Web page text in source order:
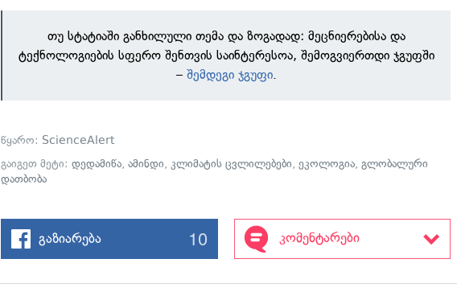
თუ სტატიაში განხილული თემა და ზოგადად: მეცნიერებისა და
ტექნოლოგიების სფერო შენთვის საინტერესოა, შემოგვიერთდი ჯგუფში
–შემდეგი ჯგუფი.
წყარო: ScienceAlert
გაიგეთ მეტი:დედამიწა,ამინდი,კლიმატის ცვლილებები,ეკოლოგია,გლობალური
დათბობა
გაზიარება 10 კომენტარები